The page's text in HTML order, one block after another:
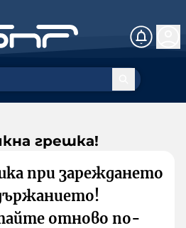
грешка!
при зареждането
отново по-